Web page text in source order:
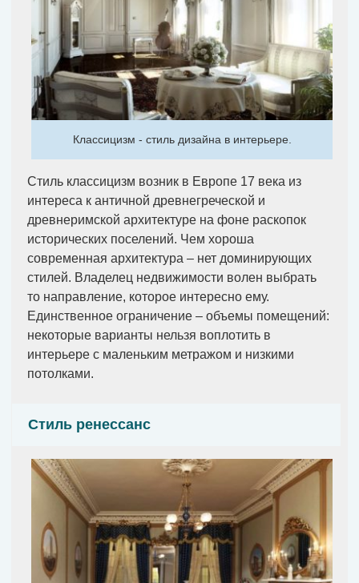
Классицизм - стиль дизайна в интерьере.
Стиль классицизм возник в Европе 17 века из
интереса к античной древнегреческой и
древнеримской архитектуре на фоне раскопок
исторических поселений. Чем хороша
современная архитектура – нет доминирующих
стилей. Владелец недвижимости волен выбрать
то направление, которое интересно ему.
Единственное ограничение – объемы помещений:
некоторые варианты нельзя воплотить в
интерьере с маленьким метражом и низкими
потолками.
Стиль ренессанс